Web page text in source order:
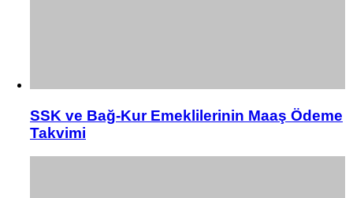
SSK ve Bağ-Kur Emeklilerinin Maaş Ödeme
Takvimi